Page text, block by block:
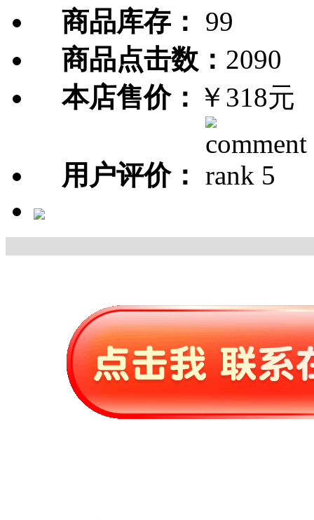
商品库存：
99
商品点击数： 2090
本店售价： ￥318元
用户评价：